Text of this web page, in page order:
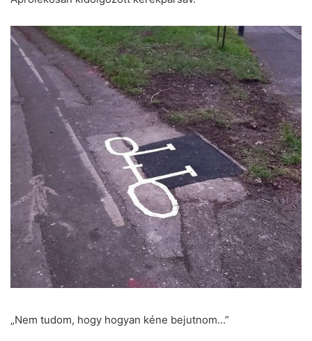
„Nem tudom, hogy hogyan kéne bejutnom…”